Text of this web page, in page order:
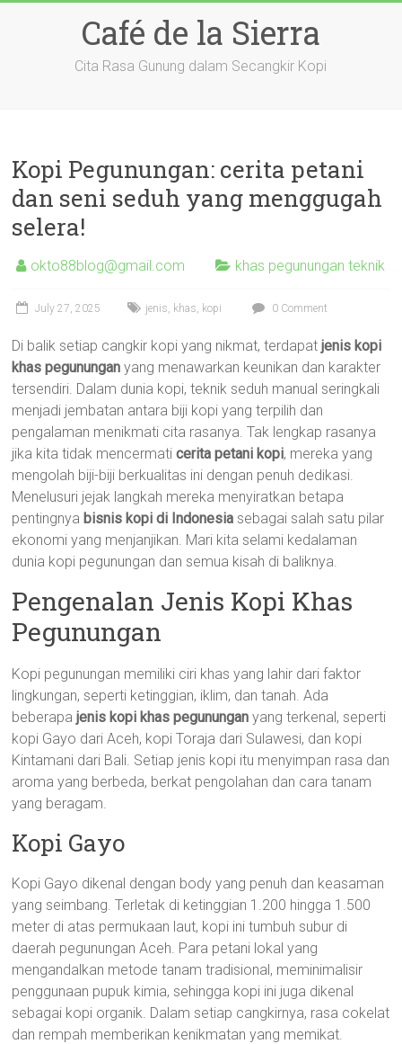
Café de la Sierra
Cita Rasa Gunung dalam Secangkir Kopi
Kopi Pegunungan: cerita petani
dan seni seduh yang menggugah
selera!
okto88blog@gmail.com khas pegunungan teknik
July 27, 2025 jenis, khas, kopi 0 Comment
Di balik setiap cangkir kopi yang nikmat, terdapatjenis kopi
khas pegunungan yang menawarkan keunikan dan karakter
tersendiri. Dalam dunia kopi, teknik seduh manual seringkali
menjadi jembatan antara biji kopi yang terpilih dan
pengalaman menikmati cita rasanya. Tak lengkap rasanya
jika kita tidak mencermaticerita petani kopi, mereka yang
mengolah biji-biji berkualitas ini dengan penuh dedikasi.
Menelusuri jejak langkah mereka menyiratkan betapa
pentingnya bisnis kopi di Indonesia sebagai salah satu pilar
ekonomi yang menjanjikan. Mari kita selami kedalaman
dunia kopi pegunungan dan semua kisah di baliknya.
Pengenalan Jenis Kopi Khas
Pegunungan
Kopi pegunungan memiliki ciri khas yang lahir dari faktor
lingkungan, seperti ketinggian, iklim, dan tanah. Ada
beberapajenis kopi khas pegunungan yang terkenal, seperti
kopi Gayo dari Aceh, kopi Toraja dari Sulawesi, dan kopi
Kintamani dari Bali. Setiap jenis kopi itu menyimpan rasa dan
aroma yang berbeda, berkat pengolahan dan cara tanam
yang beragam.
Kopi Gayo
Kopi Gayo dikenal dengan body yang penuh dan keasaman
yang seimbang. Terletak di ketinggian 1.200 hingga 1.500
meter di atas permukaan laut, kopi ini tumbuh subur di
daerah pegunungan Aceh. Para petani lokal yang
mengandalkan metode tanam tradisional, meminimalisir
penggunaan pupuk kimia, sehingga kopi ini juga dikenal
sebagai kopi organik. Dalam setiap cangkirnya, rasa cokelat
dan rempah memberikan kenikmatan yang memikat.